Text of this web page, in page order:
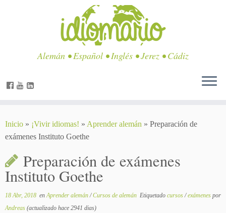
Alemán • Español • Inglés • Jerez • Cádiz
Inicio » ¡Vivir idiomas! » Aprender alemán » Preparación de
exámenes Instituto Goethe
Preparación de exámenes
Instituto Goethe
18 Abr, 2018 enAprender alemán/Cursos de alemán Etiquetado cursos/exámenes por
Andreas (actualizado hace 2941 dias)